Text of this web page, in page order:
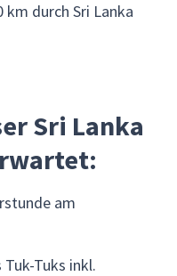
km durch Sri Lanka
Sri Lanka
am
Tuks inkl.